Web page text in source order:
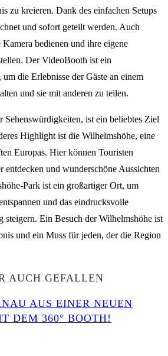
zu kreieren. Dank des einfachen Setups
und sofort geteilt werden. Auch
bedienen und ihre eigene
Der VideoBooth ist ein
die Erlebnisse der Gäste an einem
und sie mit anderen zu teilen.
ist ein beliebtes Ziel
Highlight ist die Wilhelmshöhe, eine
Europas. Hier können Touristen
entdecken und wunderschöne Aussichten
Park ist ein großartiger Ort, um
und das eindrucksvolle
steigern. Ein Besuch der Wilhelmshöhe ist
und ein Muss für jeden, der die Region
AUCH GEFALLEN
AUS EINER NEUEN
DEM 360° BOOTH!